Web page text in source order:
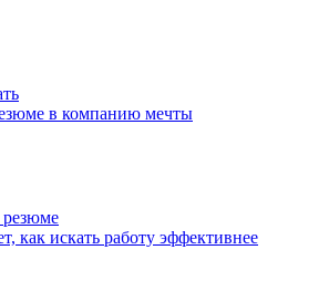
в компанию мечты
резюме
как искать работу эффективнее